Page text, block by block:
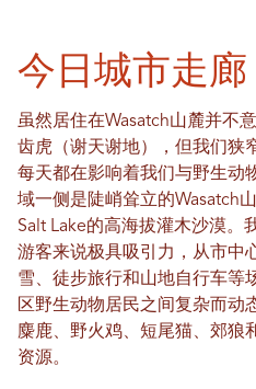
今日城市走廊
虽然居住在Wasatch山麓并不
齿虎（谢天谢地），但我们狭
每天都在影响着我们与野生动
域一侧是陡峭耸立的Wasatch
Salt Lake的高海拔灌木沙漠。
游客来说极具吸引力，从市中
雪、徒步旅行和山地自行车等
区野生动物居民之间复杂而动
麋鹿、野火鸡、短尾猫、郊狼
资源。